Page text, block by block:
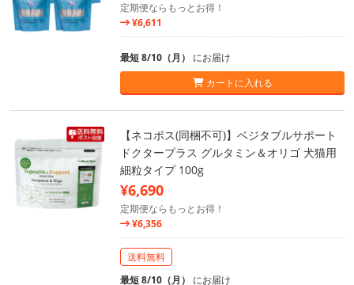
定期便ならもっとお得！
¥6,611
最短 8/10（月） にお届け
カートに入れる
【ネコポス(同梱不可)】ベジタブルサポート
ドクタープラス グルタミン＆オリゴ 犬猫用
細粒タイプ 100g
¥6,690
定期便ならもっとお得！
¥6,356
送料無料
最短 8/10（月） にお届け